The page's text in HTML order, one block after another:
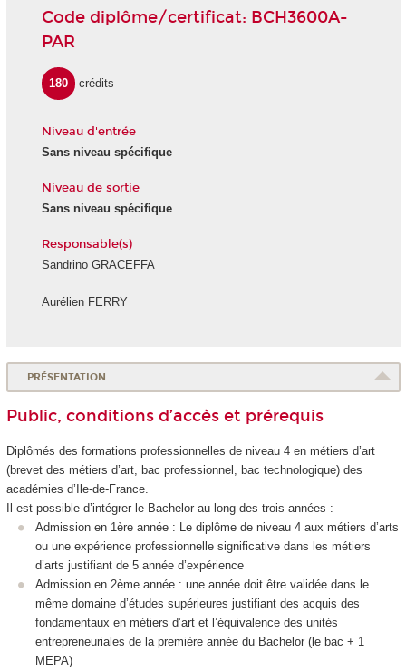
Code diplôme/certificat: BCH3600A-
PAR
180 crédits
Niveau d'entrée
Sans niveau spécifique
Niveau de sortie
Sans niveau spécifique
Responsable(s)
Sandrino GRACEFFA
Aurélien FERRY
PRÉSENTATION
Public, conditions d’accès et prérequis
Diplômés des formations professionnelles de niveau 4en métiers d’art
(brevet des métiers d’art, bac professionnel, bac technologique) des
académies d’Ile-de-France.
Il est possible d’intégrer le Bachelor au long des trois années :
Admission en 1ère année : Le diplôme de niveau 4 aux métiers d’arts
ou une expérience professionnelle significative dans les métiers
d’arts justifiant de 5 année d’expérience
Admission en 2ème année : une année doit être validée dans le
même domaine d’études supérieures justifiant des acquis des
fondamentaux en métiers d’art et l’équivalence des unités
entrepreneuriales de la première année du Bachelor (le bac + 1
MEPA)